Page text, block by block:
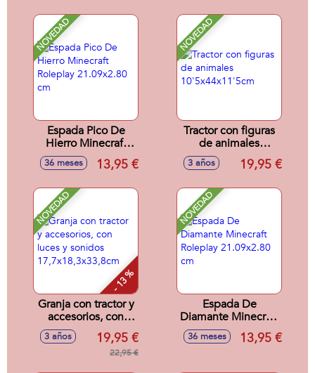
descubre tu nuevo
dinosaurio.
14,90x14,90x10,10
cm
NOVEDAD
Espada Pico De
Hierro Minecraft
Roleplay
21.09x2.80 cm
36 meses 13,95 €
NOVEDAD
Tractor con figuras
de animales
10'5x44x11'5cm
3 años 19,95 €
NOVEDAD
- 13 %
Granja con tractor y
accesorios, con
luces y sonidos
17,7x18,3x33,8cm
3 años 19,95 €
22,95 €
NOVEDAD
Espada De
Diamante Minecraft
Roleplay
21.09x2.80 cm
36 meses 13,95 €